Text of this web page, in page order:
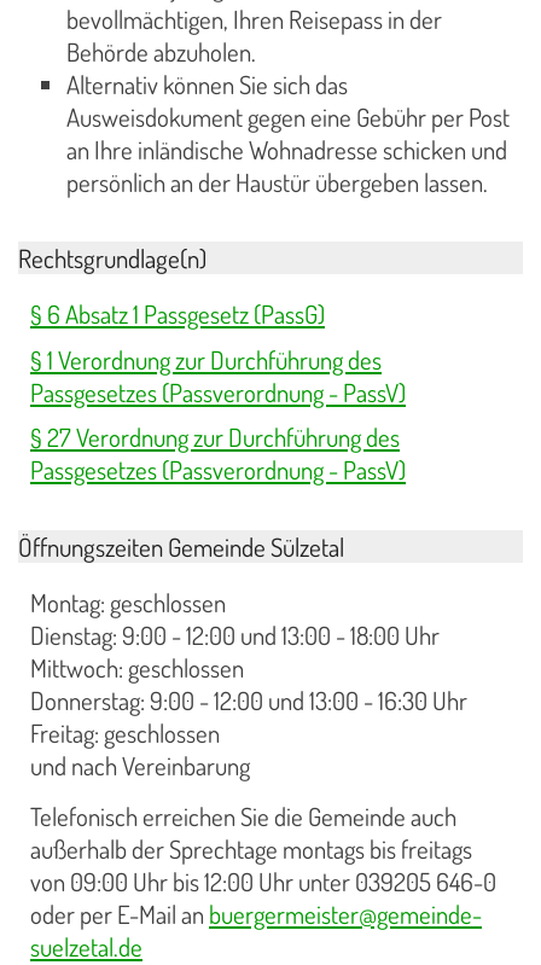
bevollmächtigen, Ihren Reisepass in der
Behörde abzuholen.
Alternativ können Sie sich das
Ausweisdokument gegen eine Gebühr per Post
an Ihre inländische Wohnadresse schicken und
persönlich an der Haustür übergeben lassen.
Rechtsgrundlage(n)
§ 6 Absatz 1 Passgesetz (PassG)
§ 1 Verordnung zur Durchführung des
Passgesetzes (Passverordnung - PassV)
§ 27 Verordnung zur Durchführung des
Passgesetzes (Passverordnung - PassV)
Öffnungszeiten Gemeinde Sülzetal
Montag: geschlossen
Dienstag: 9:00 - 12:00 und 13:00 - 18:00 Uhr
Mittwoch: geschlossen
Donnerstag: 9:00 - 12:00 und 13:00 - 16:30 Uhr
Freitag: geschlossen
und nach Vereinbarung
Telefonisch erreichen Sie die Gemeinde auch
außerhalb der Sprechtage montags bis freitags
von 09:00 Uhr bis 12:00 Uhr unter 039205 646-0
oder per E-Mail an buergermeister@gemeinde-
suelzetal.de